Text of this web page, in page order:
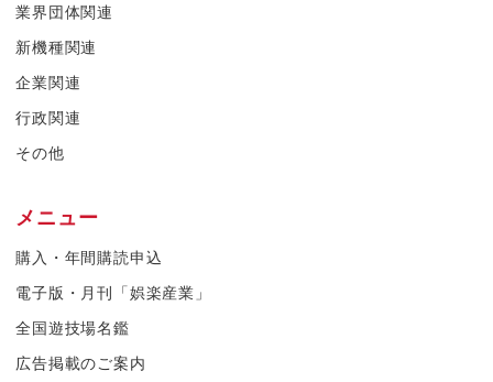
業界団体関連
新機種関連
企業関連
行政関連
その他
メニュー
購入・年間購読申込
電子版・月刊「娯楽産業」
全国遊技場名鑑
広告掲載のご案内